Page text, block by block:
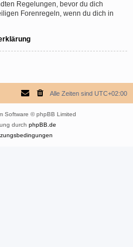
Regelungen, bevor du dich
Forenregeln, wenn du dich in
Alle Zeiten sind UTC+02:00
Software © phpBB Limited
durch phpBB.de